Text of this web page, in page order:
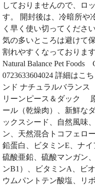
しておりませんので、ロ
す。 開封後は、冷暗所や
く早く使い切ってくださ
気の多いところは避けて
割れやすくなっておりま
Natural Balance Pet
0723633604024 詳細は
ンド ナチュラルバラ
リーンピース＆ダック
ール（乾燥肉）、新鮮な
ックスシード、自然風味
ン、天然混合トコフェロ
鉛蛋白、ビタミンE、ナイ
硫酸亜鉛、硫酸マンガン
ンB1）、ビタミンA、ビ
ウムパントテン酸塩、リ